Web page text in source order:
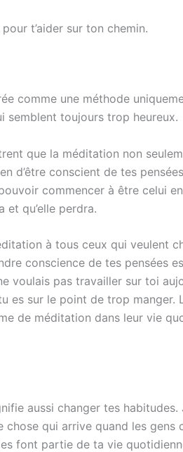
t’aider sur ton chemin.
comme une méthode
semblent toujours trop heureux.
que la méditation non
d’être conscient de tes
commencer à être celui en
et qu’elle perdra.
à tous ceux qui veulent
conscience de tes pensées
voulais pas travailler sur toi
es sur le point de trop manger.
de méditation dans leur vie
aussi changer tes habitudes.
chose qui arrive quand les gens
font partie de ta vie